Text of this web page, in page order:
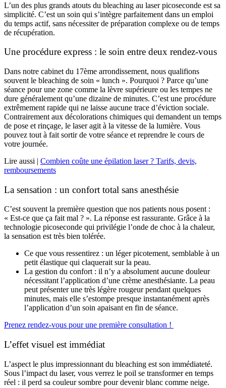
L’un des plus grands atouts du bleaching au laser picoseconde est sa
simplicité. C’est un soin qui s’intègre parfaitement dans un emploi
du temps actif, sans nécessiter de préparation complexe ou de temps
de récupération.
Une procédure express : le soin entre deux rendez-vous
Dans notre cabinet du 17ème arrondissement, nous qualifions
souvent le bleaching de soin « lunch ». Pourquoi ? Parce qu’une
séance pour une zone comme la lèvre supérieure ou les tempes ne
dure généralement qu’une dizaine de minutes. C’est une procédure
extrêmement rapide qui ne laisse aucune trace d’éviction sociale.
Contrairement aux décolorations chimiques qui demandent un temps
de pose et rinçage, le laser agit à la vitesse de la lumière. Vous
pouvez tout à fait sortir de votre séance et reprendre le cours de
votre journée.
Lire aussi | Combien coûte une épilation laser ? Tarifs, devis,
remboursements
La sensation : un confort total sans anesthésie
C’est souvent la première question que nos patients nous posent :
« Est-ce que ça fait mal ? ». La réponse est rassurante. Grâce à la
technologie picoseconde qui privilégie l’onde de choc à la chaleur,
la sensation est très bien tolérée.
Ce que vous ressentirez : un léger picotement, semblable à un
petit élastique qui claquerait sur la peau.
La gestion du confort : il n’y a absolument aucune douleur
nécessitant l’application d’une crème anesthésiante. La peau
peut présenter une très légère rougeur pendant quelques
minutes, mais elle s’estompe presque instantanément après
l’application d’un soin apaisant en fin de séance.
Prenez rendez-vous pour une première consultation !
L’effet visuel est immédiat
L’aspect le plus impressionnant du bleaching est son immédiateté.
Sous l’impact du laser, vous verrez le poil se transformer en temps
réel : il perd sa couleur sombre pour devenir blanc comme neige.